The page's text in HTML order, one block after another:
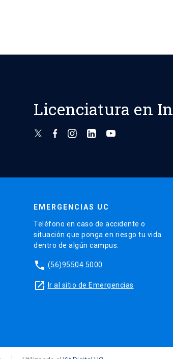
Licenciatura en
EMERGENCIAS UC
Teléfono en caso de accidente o
situación que ponga en riesgo tu vida
dentro de algún campus.
phone (56)95504 5000
launch Ir al sitio de Emergencias